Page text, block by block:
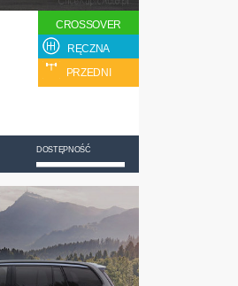
CROSSOVER
RĘCZNA
PRZEDNI
DOSTĘPNOŚĆ